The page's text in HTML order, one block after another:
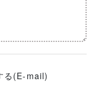
る(E-mail)